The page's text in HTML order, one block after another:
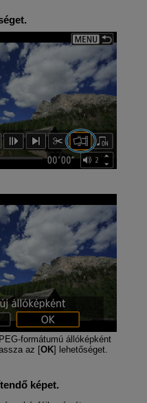
formátumú állóképként
az [OK] lehetőséget.
képet.